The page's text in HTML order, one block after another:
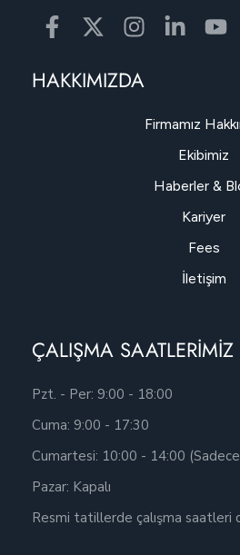
HAKKIMIZDA
Firmamız
Ekibimiz
Haberler &
Kariyer
Fees
İletişim
ÇALIŞMA SAATLERİMİZ
Pzt. - Per: 9:00 - 18:00
Cuma: 9:00 - 17:30
Cumartesi: 10:00 - 14:00
Pazar: Kapalı
Resmi tatillerde çalışma saatleri